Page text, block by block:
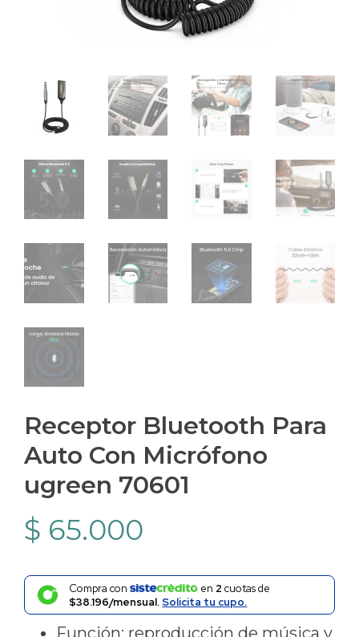
Receptor Bluetooth Para
Auto Con Micrófono
ugreen 70601
$ 65.000
Compra con en 2 cuotas de
$38.196/mensual.Solicita tu cupo.